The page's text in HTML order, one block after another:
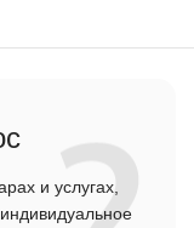
и услугах,